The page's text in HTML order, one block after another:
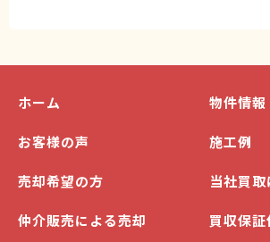
ホーム 物件情報
お客様の声 施工例
売却希望の方 当社買
仲介販売による売却 買収保